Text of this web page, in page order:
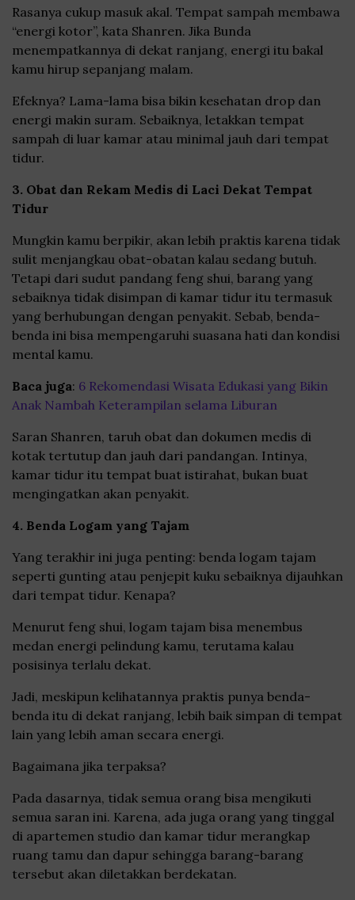
Rasanya cukup masuk akal. Tempat sampah membawa
“energi kotor”, kata Shanren. Jika Bunda
menempatkannya di dekat ranjang, energi itu bakal
kamu hirup sepanjang malam.
Efeknya? Lama-lama bisa bikin kesehatan drop dan
energi makin suram. Sebaiknya, letakkan tempat
sampah di luar kamar atau minimal jauh dari tempat
tidur.
3. Obat dan Rekam Medis di Laci Dekat Tempat
Tidur
Mungkin kamu berpikir, akan lebih praktis karena tidak
sulit menjangkau obat-obatan kalau sedang butuh.
Tetapi dari sudut pandang feng shui, barang yang
sebaiknya tidak disimpan di kamar tidur itu termasuk
yang berhubungan dengan penyakit. Sebab, benda-
benda ini bisa mempengaruhi suasana hati dan kondisi
mental kamu.
Baca juga: 6 Rekomendasi Wisata Edukasi yang Bikin
Anak Nambah Keterampilan selama Liburan
Saran Shanren, taruh obat dan dokumen medis di
kotak tertutup dan jauh dari pandangan. Intinya,
kamar tidur itu tempat buat istirahat, bukan buat
mengingatkan akan penyakit.
4. Benda Logam yang Tajam
Yang terakhir ini juga penting: benda logam tajam
seperti gunting atau penjepit kuku sebaiknya dijauhkan
dari tempat tidur. Kenapa?
Menurut feng shui, logam tajam bisa menembus
medan energi pelindung kamu, terutama kalau
posisinya terlalu dekat.
Jadi, meskipun kelihatannya praktis punya benda-
benda itu di dekat ranjang, lebih baik simpan di tempat
lain yang lebih aman secara energi.
Bagaimana jika terpaksa?
Pada dasarnya, tidak semua orang bisa mengikuti
semua saran ini. Karena, ada juga orang yang tinggal
di apartemen studio dan kamar tidur merangkap
ruang tamu dan dapur sehingga barang-barang
tersebut akan diletakkan berdekatan.